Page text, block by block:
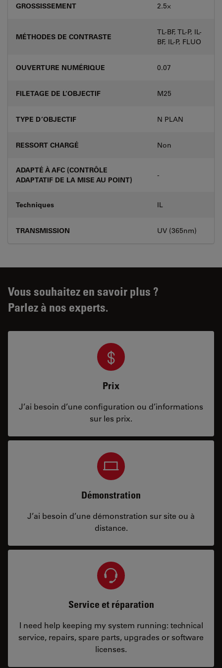
GROSSISSEMENT 2.5⨉
MÉTHODES DE CONTRASTE
TL-BF, TL-P, IL-
BF, IL-P, FLUO
OUVERTURE NUMÉRIQUE 0.07
FILETAGE DE L’OBJECTIF M25
TYPE D’OBJECTIF N PLAN
RESSORT CHARGÉ Non
ADAPTÉ À AFC (CONTRÔLE
ADAPTATIF DE LA MISE AU POINT)
-
Techniques IL
TRANSMISSION UV (365nm)
Vous souhaitez en savoir plus ?
Parlez à nos experts.
Prix
J’ai besoin d’une configuration ou d’informations
sur les prix.
Démonstration
J’ai besoin d’une démonstration sur site ou à
distance.
Service et réparation
I need help keeping my system running: technical
service, repairs, spare parts, upgrades or software
licenses.